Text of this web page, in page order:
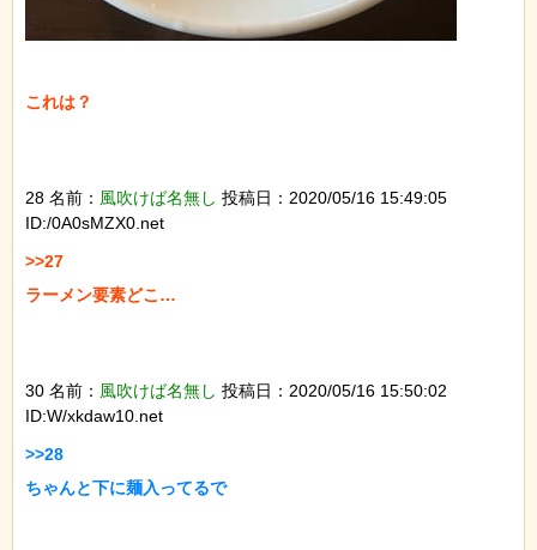
これは？
28 名前： 風吹けば名無し 投稿日：2020/05/16 15:49:05
ID:/0A0sMZX0.net
>>27
ラーメン要素どこ…
30 名前： 風吹けば名無し 投稿日：2020/05/16 15:50:02
ID:W/xkdaw10.net
>>28
ちゃんと下に麺入ってるで